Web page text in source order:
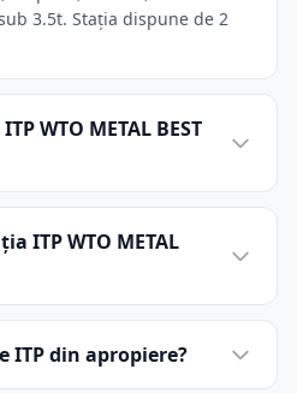
3.5t. Stația dispune de 2
WTO METAL BEST
ITP WTO METAL
ITP din apropiere?